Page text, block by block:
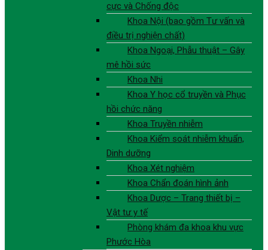
cực và Chống độc
Khoa Nội (bao gồm Tư vấn và
điều trị nghiện chất)
Khoa Ngoại, Phẫu thuật – Gây
mê hồi sức
Khoa Nhi
Khoa Y học cổ truyền và Phục
hồi chức năng
Khoa Truyền nhiễm
Khoa Kiểm soát nhiễm khuẩn,
Dinh dưỡng
Khoa Xét nghiệm
Khoa Chẩn đoán hình ảnh
Khoa Dược – Trang thiết bị –
Vật tư y tế
Phòng khám đa khoa khu vực
Phước Hòa